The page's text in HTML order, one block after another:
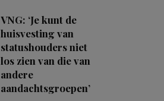
VNG: ‘Je kunt de
huisvesting van
statushouders niet
los zien van die van
andere
aandachtsgroepen’